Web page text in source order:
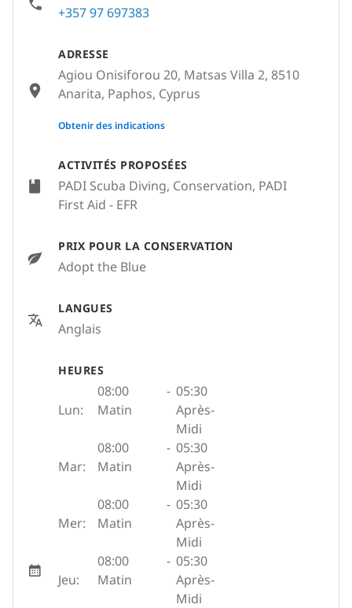
ACTIVITÉS PROPOSÉES
PADI Scuba Diving, Conservation, PADI
First Aid - EFR
PRIX POUR LA CONSERVATION
Adopt the Blue
LANGUES
Anglais
HEURES
Lun:
08:00
Matin
- 05:30
Après-
Midi
Mar:
08:00
Matin
- 05:30
Après-
Midi
Mer:
08:00
Matin
- 05:30
Après-
Midi
Jeu:
08:00
Matin
- 05:30
Après-
Midi
+357 97 697383
ADRESSE
Agiou Onisiforou 20, Matsas Villa 2, 8510
Anarita, Paphos, Cyprus
None
Obtenir des indications